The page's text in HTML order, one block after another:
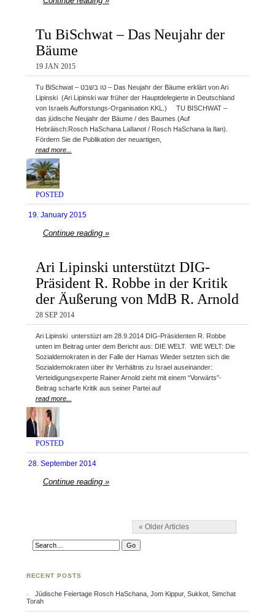
Tu BiSchwat – Das Neujahr der
Bäume
19 JAN 2015
Tu BiSchwat – טו בשבט – Das Neujahr der Bäume erklärt von Ari
Lipinski (Ari Lipinski war früher der Hauptdelegierte in Deutschland
von Israels Aufforstungs-Organisation KKL.) TU BISCHWAT –
das jüdische Neujahr der Bäume / des Baumes (Auf
Hebräisch:Rosch HaSchana LaIlanot / Rosch HaSchana la Ilan).
Fördern Sie die Publikation der neuartigen,
read more...
POSTED
19. January 2015
Continue reading »
Ari Lipinski unterstützt DIG-
Präsident R. Robbe in der Kritik
der Äußerung von MdB R. Arnold
28 SEP 2014
Ari Lipinski unterstüzt am 28.9.2014 DIG-Präsidenten R. Robbe
unten im Beitrag unter dem Bericht aus: DIE WELT. WIE WELT: Die
Sozialdemokraten in der Falle der Hamas Wieder setzten sich die
Sozialdemokraten über ihr Verhältnis zu Israel auseinander:
Verteidigungsexperte Rainer Arnold zieht mit einem “Vorwärts”-
Beitrag scharfe Kritik aus seiner Partei auf
read more...
POSTED
28. September 2014
Continue reading »
« Older Articles
RECENT POSTS
Jüdische Feiertage Rosch HaSchana, Jom Kippur, Sukkot, Simchat
Torah